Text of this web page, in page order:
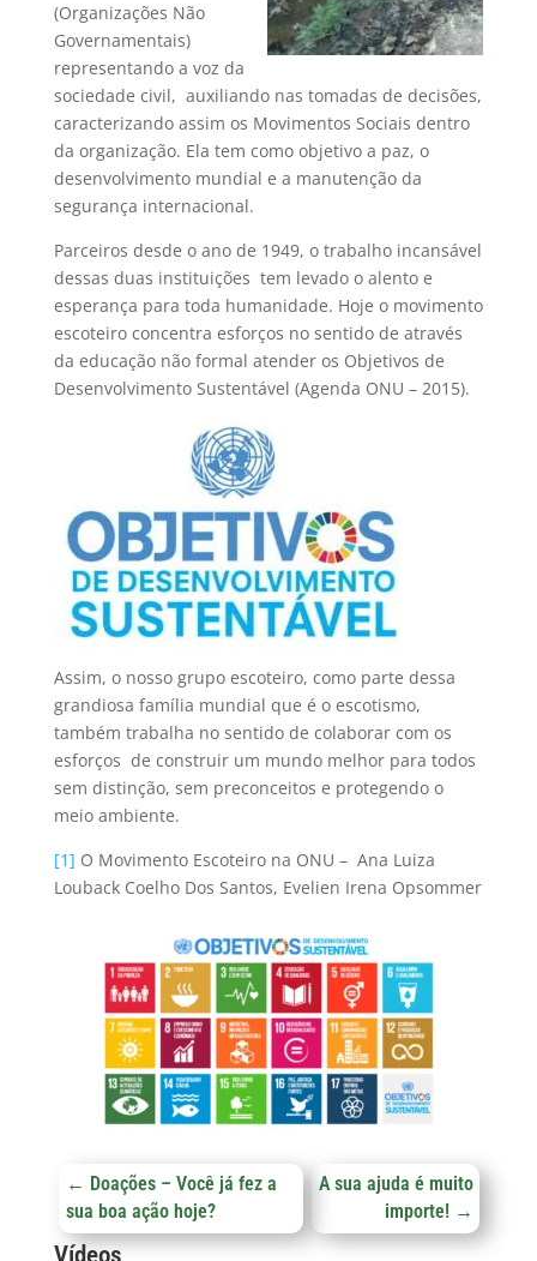
(Organizações Não
Governamentais)
representando a voz da
sociedade civil, auxiliando nas tomadas de decisões,
caracterizando assim os Movimentos Sociais dentro
da organização. Ela tem como objetivo a paz, o
desenvolvimento mundial e a manutenção da
segurança internacional.
Parceiros desde o ano de 1949, o trabalho incansável
dessas duas instituições tem levado o alento e
esperança para toda humanidade. Hoje o movimento
escoteiro concentra esforços no sentido de através
da educação não formal atender os Objetivos de
Desenvolvimento Sustentável (Agenda ONU – 2015).
Assim, o nosso grupo escoteiro, como parte dessa
grandiosa família mundial que é o escotismo,
também trabalha no sentido de colaborar com os
esforços de construir um mundo melhor para todos
sem distinção, sem preconceitos e protegendo o
meio ambiente.
[1] O Movimento Escoteiro na ONU – Ana Luiza
Louback Coelho Dos Santos, Evelien Irena Opsommer
← Doações – Você já fez a
sua boa ação hoje?
A sua ajuda é muito
importe! →
Vídeos
Arquivos